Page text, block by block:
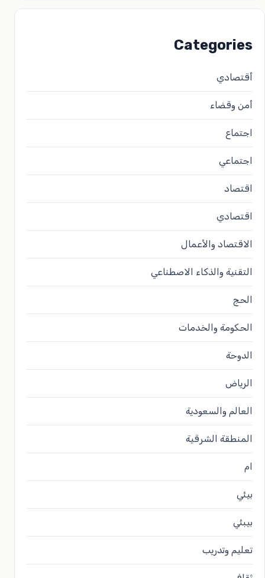
Categories
أقتصادي
أمن وقضاء
اجتماع
اجتماعي
اقتصاد
اقتصادي
الاقتصاد والأعمال
التقنية والذكاء الاصطناعي
الحج
الحكومة والخدمات
الدوحة
الرياض
العالم والسعودية
المنطقة الشرقية
ام
بيئي
بيبئي
تعليم وتدريب